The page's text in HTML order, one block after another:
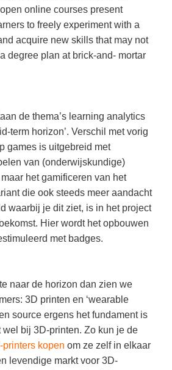
online courses present
to freely experiment with a
acquire new skills that may not
degree plan at brick-and- mortar
de thema’s learning analytics
term horizon’. Verschil met vorig
games is uitgebreid met
van (onderwijskundige)
het gamificeren van het
die ook steeds meer aandacht
waarbij je dit ziet, is in het project
Hier wordt het opbouwen
met badges.
naar de horizon dan zien we
3D printen en ‘wearable
source ergens het fundament is
wel bij 3D-printen. Zo kun je de
printers kopen om ze zelf in elkaar
levendige markt voor 3D-